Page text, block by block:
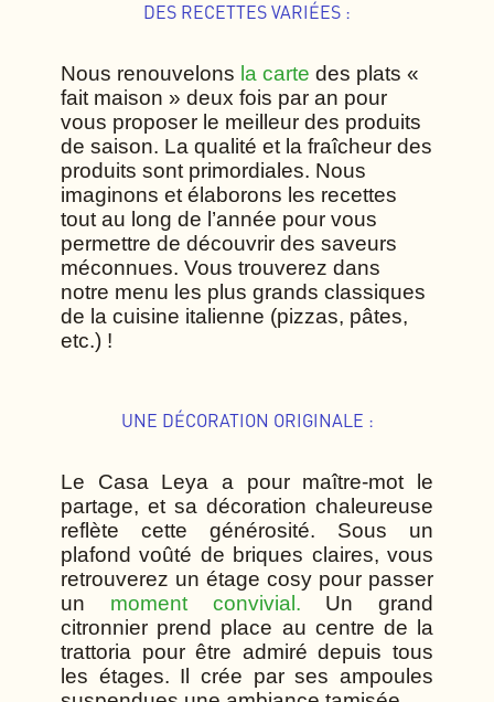
DES RECETTES VARIÉES :
Nous renouvelons la carte des plats «
fait maison » deux fois par an pour
vous proposer le meilleur des produits
de saison. La qualité et la fraîcheur des
produits sont primordiales. Nous
imaginons et élaborons les recettes
tout au long de l’année pour vous
permettre de découvrir des saveurs
méconnues. Vous trouverez dans
notre menu les plus grands classiques
de la cuisine italienne (pizzas, pâtes,
etc.) !
UNE DÉCORATION ORIGINALE :
Le Casa Leya a pour maître-mot le
partage, et sa décoration chaleureuse
reflète cette générosité. Sous un
plafond voûté de briques claires, vous
retrouverez un étage cosy pour passer
un moment convivial. Un grand
citronnier prend place au centre de la
trattoria pour être admiré depuis tous
les étages. Il crée par ses ampoules